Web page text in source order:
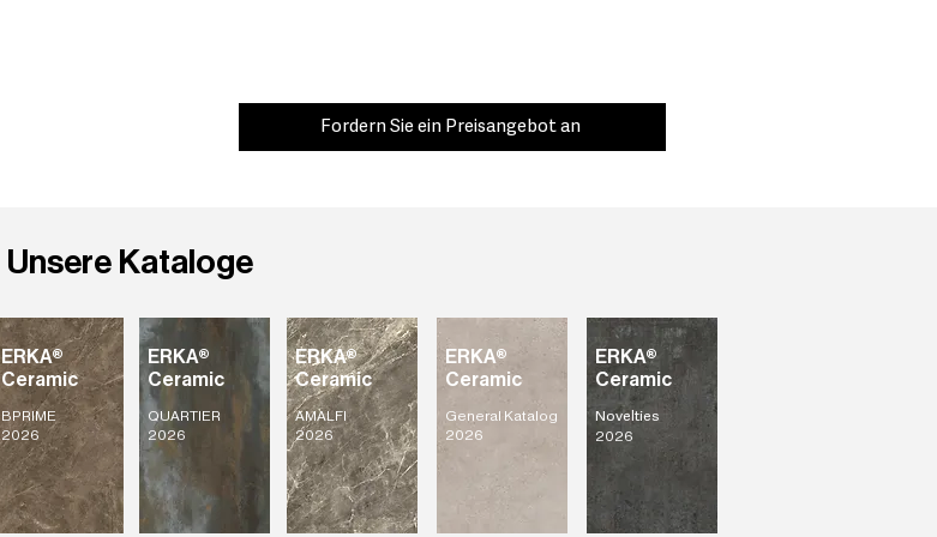
Fordern Sie ein Preisangebot an
Unsere Kataloge
ERKA®
Ceramic
AMALFI
2026
ERKA®
Ceramic
QUARTIER
2026
ERKA®
Ceramic
BPRIME
2026
ERKA®
Ceramic
General Katalog
2026
ERKA®
Ceramic
Novelties
2026